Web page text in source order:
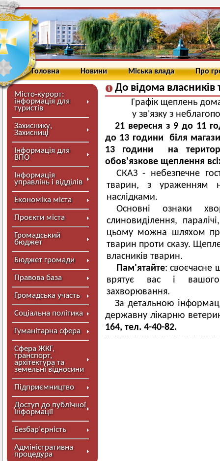
Головна Новини Міська влада Про
Місто-курорт:
інформація для
туристів
Захиснику,
Захисниці
Інформація для
ВПО
Інформація
управлінь і відділів
Економіка міста
Проєкти міста
Громадський
бюджет
Бюджет громади
Правова база
Громадська участь
Соціальна політика
Гуманітарна сфера
Сфера ЖКГ,
транспорт,
архітектура та
земельні відносини
Підприємництво
Доступ до публічної
інформації
Безбар’єрність
Адміністративна
процедура
До відома власників
Графік щеплень
у зв'язку з
21 вересня з 9 до 11
до 13 години біля
13 години на
обов'язкове щеплення
СКАЗ - небезпечне
тварин, з ураженням
наслідками.
Основні ознаки
слиновиділення,
цьому можна шляхом
тварин проти сказу.
власників тварин.
Пам'ятайте: своєчасне
врятує вас і
захворювання.
За детальною
державну лікарню
164, тел. 4-40-82.